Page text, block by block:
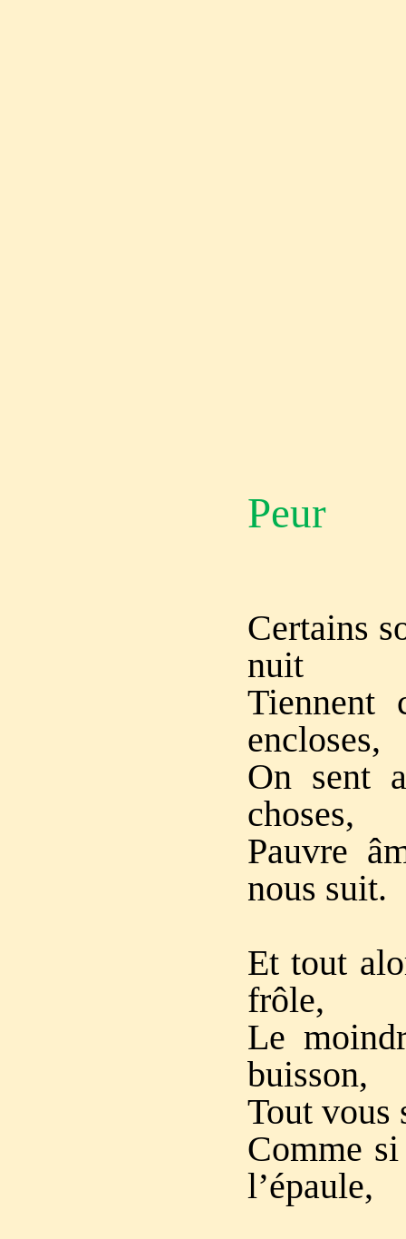
Peur
Certains
nuit
Tiennent
encloses,
On sent
choses,
Pauvre
nous suit.
Et tout
frôle,
Le
buisson,
Tout vous
Comme
l’épaule,